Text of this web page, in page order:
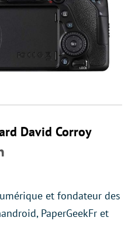
David Corroy
et fondateur des
PaperGeekFr et